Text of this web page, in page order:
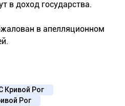
в доход государства.
в апелляционном
Кривой Рог
Рог